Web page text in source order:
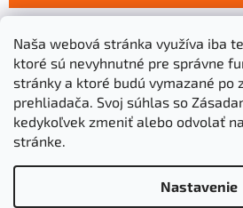
Naša webová stránka využíva iba
ktoré sú nevyhnutné pre správne
stránky a ktoré budú vymazané po
prehliadača. Svoj súhlas so
kedykoľvek zmeniť alebo odvolať
stránke.
Nastavenie
Prijímame online platby